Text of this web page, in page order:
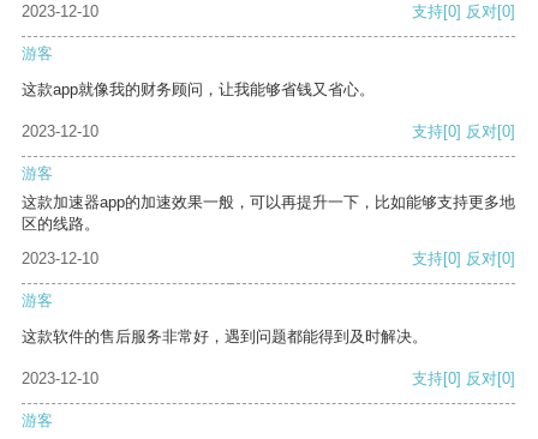
2023-12-10
支持[0] 反对[0]
游客
这款app就像我的财务顾问，让我能够省钱又省心。
2023-12-10 支持[0] 反对[0]
游客
这款加速器app的加速效果一般，可以再提升一下，比如能够支持更多地
区的线路。
2023-12-10
支持[0] 反对[0]
游客
这款软件的售后服务非常好，遇到问题都能得到及时解决。
2023-12-10 支持[0] 反对[0]
游客